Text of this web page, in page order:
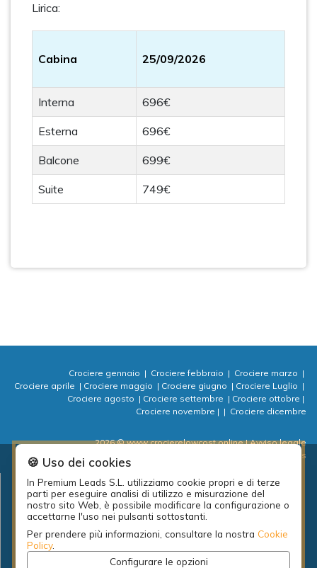
Lirica:
Cabina 25/09/2026
Interna 696€
Esterna 696€
Balcone 699€
Suite 749€
Crociere gennaio | Crociere febbraio | Crociere marzo |
Crociere aprile | Crociere maggio | Crociere giugno | Crociere Luglio |
Crociere agosto | Crociere settembre | Crociere ottobre |
Crociere novembre | | Crociere dicembre
2026 © www.crocierelowcost.online | Avviso legale
| Informativa sulla Privacy
| ⚙ Cookies
Progetto locale per l'occupazione della diputación de A Coruña: PEL
Emprende actividades 2018.
🍪 Uso dei cookies
In Premium Leads S.L. utilizziamo cookie propri e di terze
parti per eseguire analisi di utilizzo e misurazione del
nostro sito Web, è possibile modificare la configurazione o
accettarne l'uso nei pulsanti sottostanti.
Per prendere più informazioni, consultare la nostra Cookie
Policy.
Configurare le opzioni